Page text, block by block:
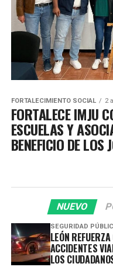
FORTALECIMIENTO SOCIAL 2
FORTALECE IMJU
ESCUELAS Y
BENEFICIO DE LOS
NUEVO
SEGURIDAD
LEÓN
ACCIDENTES
LOS